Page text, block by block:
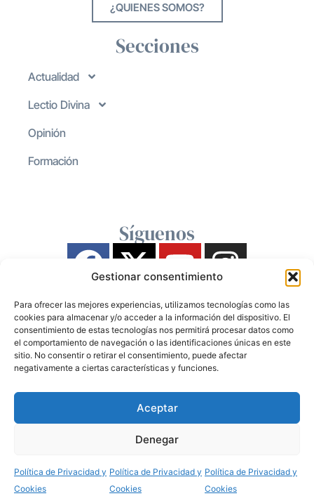
Gestionar consentimiento
Para ofrecer las mejores experiencias, utilizamos tecnologías como las
cookies para almacenar y/o acceder a la información del dispositivo. El
consentimiento de estas tecnologías nos permitirá procesar datos como
el comportamiento de navegación o las identificaciones únicas en este
sitio. No consentir o retirar el consentimiento, puede afectar
negativamente a ciertas características y funciones.
Aceptar
Denegar
Política de Privacidad y
Cookies
Política de Privacidad y
Cookies
Política de Privacidad y
Cookies
¿QUIENES SOMOS?
Secciones
Actualidad
Lectio Divina
Opinión
Formación
Síguenos